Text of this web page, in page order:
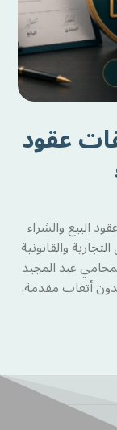
عقود
البيع والشراء
والقانونية
عبد المجيد
أتعاب مقدمة.